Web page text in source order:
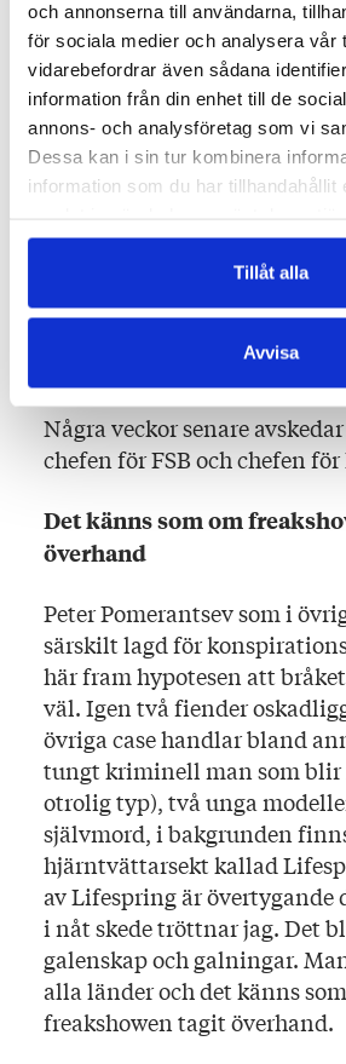
och annonserna till användarna,
för sociala medier och analysera vår
vidarebefordrar även sådana
information från din enhet till de
annons- och analysföretag som vi
Dessa kan i sin tur kombinera
information som du har tillhandahållit
Tillåt alla
Avvisa
Den egentliga orsaken till att
demonstrationerna för
revirkampen som pågår
ämbetsverk, mellan deras två
ena basar för FDCS och den
(efterträdaren till KGB).
kinesiska gränsen och
högra FSB-chefer. FSB
istället för att gripa
Följden blir att
retirera och återta sina
Några veckor senare
chefen för FSB och chefen för
Det känns som om
överhand
Peter Pomerantsev som i
särskilt lagd för
här fram hypotesen att
väl. Igen två fiender
övriga case handlar bland
tungt kriminell man som
otrolig typ), två unga
självmord, i bakgrunden
hjärntvättarsekt kallad
av Lifespring är övertygande
i nåt skede tröttnar jag. Det
galenskap och galningar.
alla länder och det känns
freakshowen tagit överhand.